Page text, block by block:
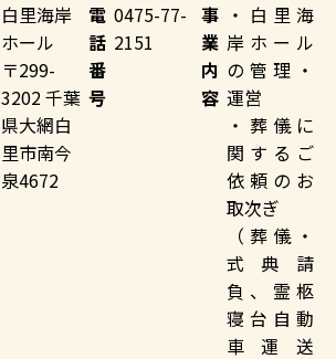
白里海岸
ホール
〒299-
3202 千葉
県大網白
里市南今
泉4672
電
話
番
号
0475-77-
2151
事
業
内
容
・白里海
岸ホール
の管理・
運営
・葬儀に
関するご
依頼のお
取次ぎ
（葬儀・
式典請
負、霊柩
寝台自動
車運送